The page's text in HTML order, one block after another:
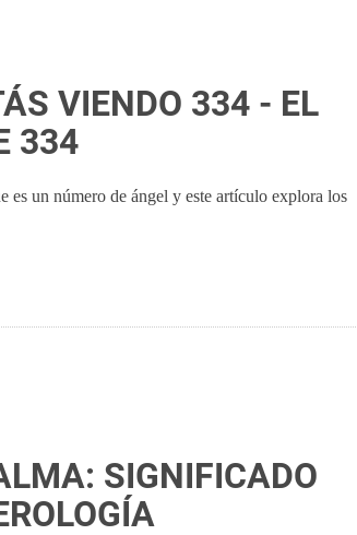
VIENDO 334 - EL
334
es un número de ángel y este artículo explora los
SIGNIFICADO